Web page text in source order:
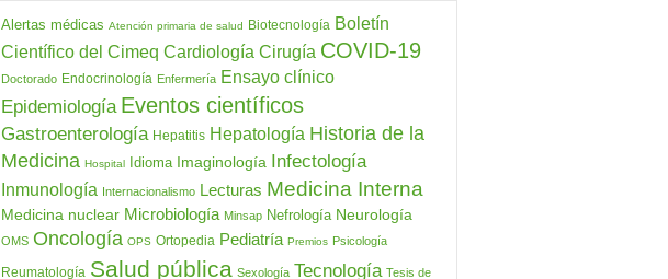
Alertas médicas Atención primaria de salud Biotecnología Boletín
Científico del Cimeq Cardiología Cirugía COVID-19
Doctorado Endocrinología Enfermería Ensayo clínico
Epidemiología Eventos científicos
Gastroenterología Hepatitis Hepatología Historia de la
Medicina Hospital Idioma Imaginología Infectología
Inmunología Internacionalismo Lecturas Medicina Interna
Medicina nuclear Microbiología Minsap Nefrología Neurología
OMS Oncología OPS Ortopedia Pediatría Premios Psicología
Reumatología Salud pública Sexología Tecnología Tesis de